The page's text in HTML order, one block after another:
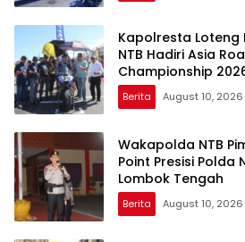
Kapolresta
NTB Hadiri Asia
Championship
Berita August 10, 2026
Wakapolda NTB
Point Presisi Polda
Lombok Tengah
Berita August 10, 2026